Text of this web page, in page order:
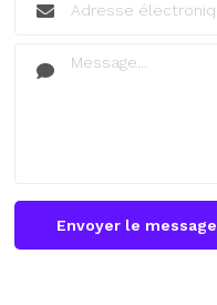
Envoyer le message